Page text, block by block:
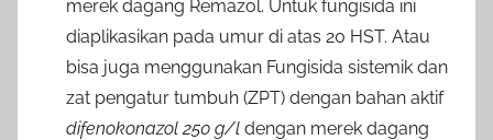
merek dagang Remazol. Untuk fungisida ini
diaplikasikan pada umur di atas 20 HST. Atau
bisa juga menggunakan Fungisida sistemik dan
zat pengatur tumbuh (ZPT) dengan bahan aktif
difenokonazol 250 g/l dengan merek dagang